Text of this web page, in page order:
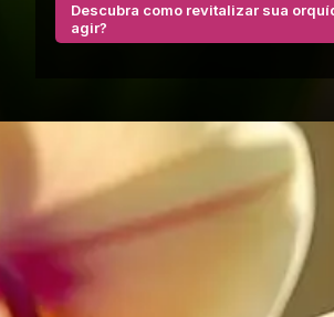
Descubra como revitalizar sua
agir?